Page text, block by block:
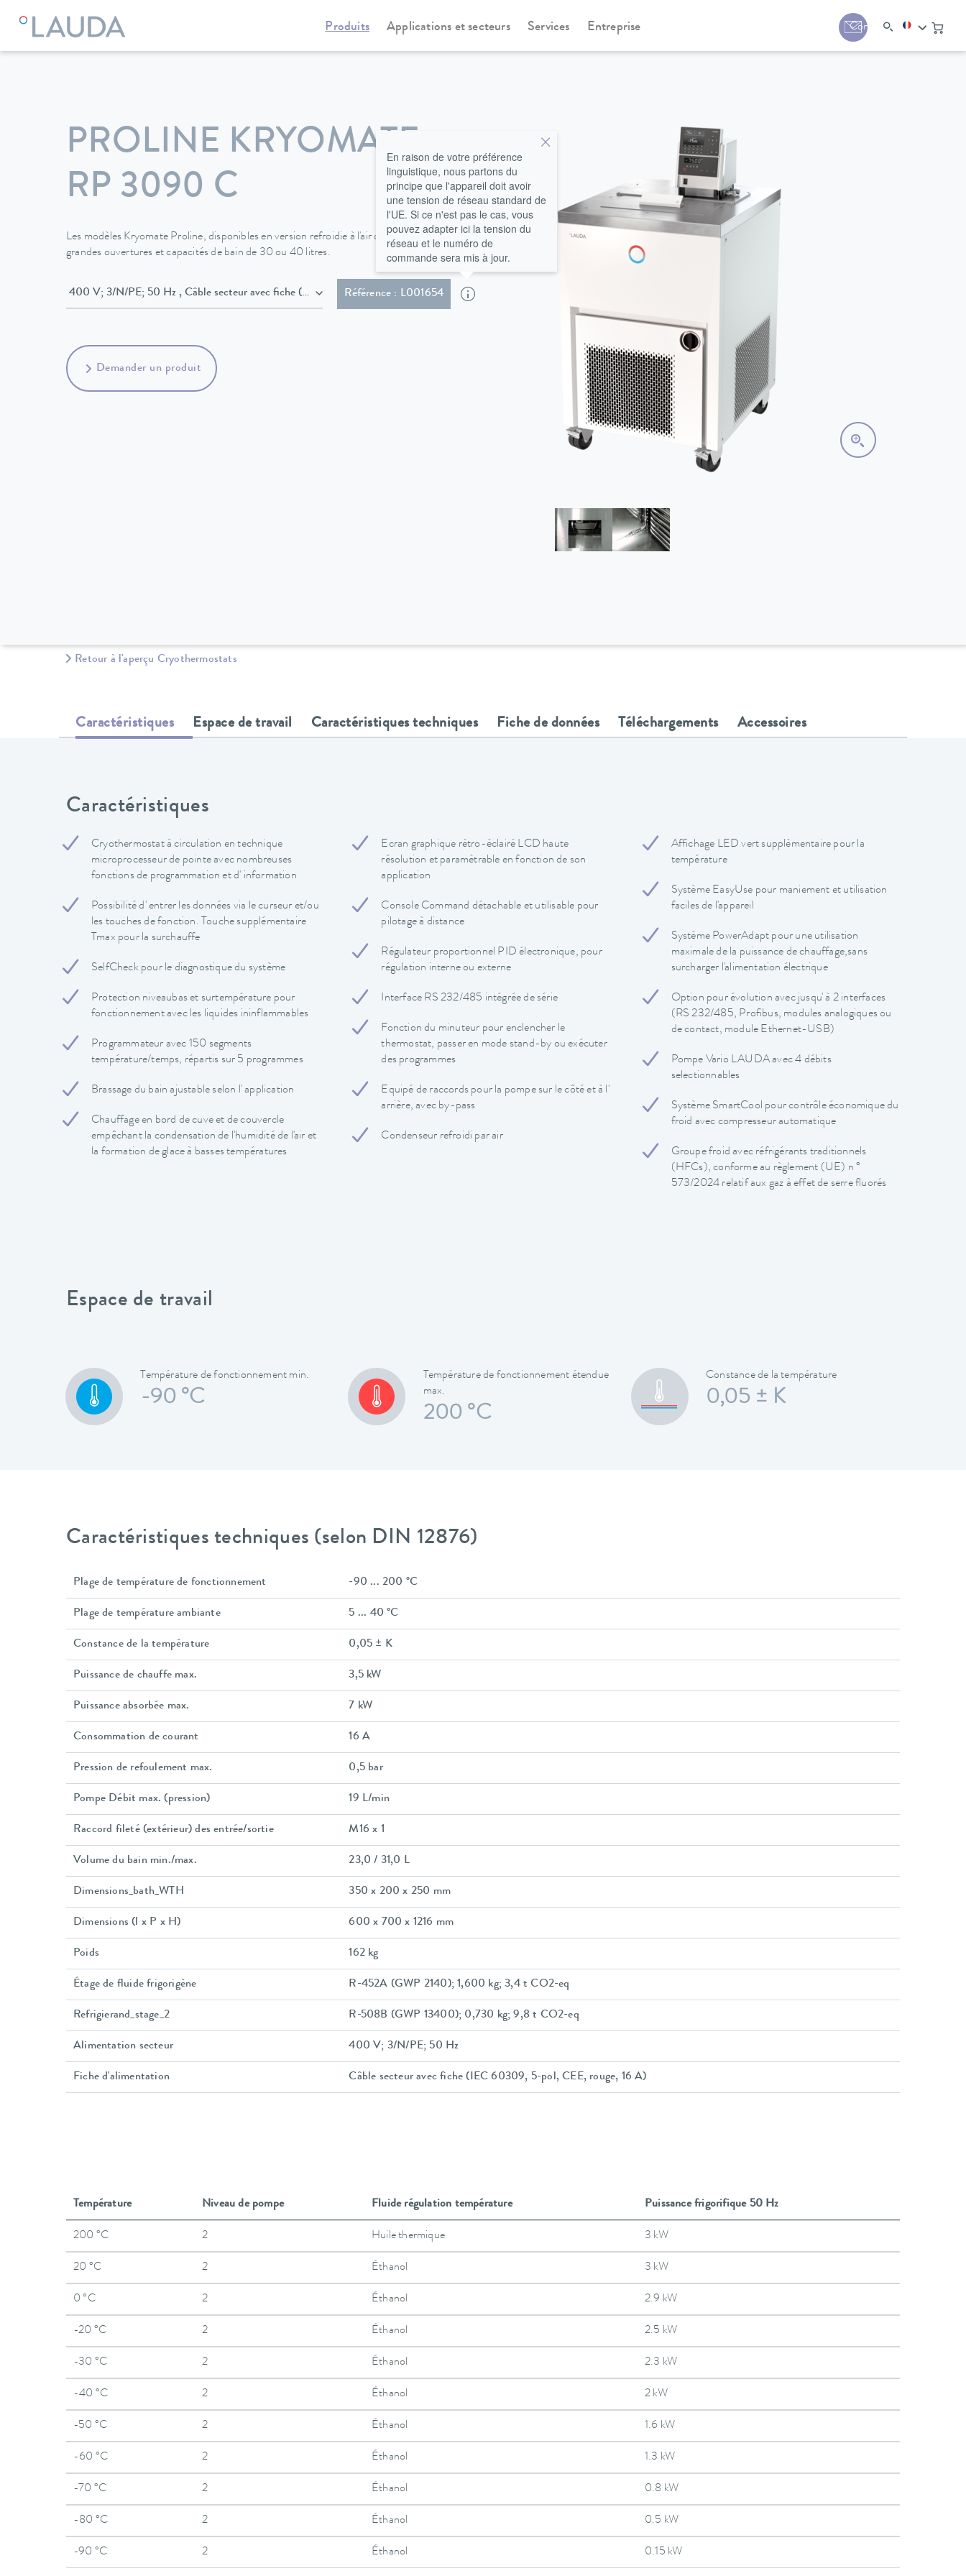
Produits Applications et secteurs Services Entreprise Contact
LAUDA Appareils de thermorégulation Cryothermostats Proline Kryomate
PROLINE KRYOMATE
RP 3090 C
Les modèles Kryomate Proline, disponibles en version refroidie à l'air ou à l'eau, offrent de
grandes ouvertures et capacités de bain de 30 ou 40 litres.
400 V; 3/N/PE; 50 Hz , Câble secteur avec fiche (IEC 60309, 5-pol, CEE, rouge, 16 A)
Référence : L001654
En raison de votre préférence
linguistique, nous partons du
principe que l'appareil doit avoir
une tension de réseau standard de
l'UE. Si ce n'est pas le cas, vous
pouvez adapter ici la tension du
réseau et le numéro de
commande sera mis à jour.
Demander un produit
Retour à l'aperçu Cryothermostats
Caractéristiques Espace de travail Caractéristiques techniques Fiche de données Téléchargements Accessoires
Caractéristiques
Cryothermostat à circulation en technique
microprocesseur de pointe avec nombreuses
fonctions de programmation et d' information
Possibilité d' entrer les données via le curseur et/ou
les touches de fonction. Touche supplémentaire
Tmax pour la surchauffe
SelfCheck pour le diagnostique du système
Protection niveaubas et surtempérature pour
fonctionnement avec les liquides ininflammables
Programmateur avec 150 segments
température/temps, répartis sur 5 programmes
Brassage du bain ajustable selon l' application
Chauffage en bord de cuve et de couvercle
empêchant la condensation de l'humidité de l'air et
la formation de glace à basses températures
Ecran graphique rétro-éclairé LCD haute
résolution et paramètrable en fonction de son
application
Console Command détachable et utilisable pour
pilotage à distance
Régulateur proportionnel PID électronique, pour
régulation interne ou externe
Interface RS 232/485 intégrée de série
Fonction du minuteur pour enclencher le
thermostat, passer en mode stand-by ou exécuter
des programmes
Equipé de raccords pour la pompe sur le côté et à l'
arrière, avec by-pass
Condenseur refroidi par air
Affichage LED vert supplémentaire pour la
température
Système EasyUse pour maniement et utilisation
faciles de l'appareil
Système PowerAdapt pour une utilisation
maximale de la puissance de chauffage,sans
surcharger l'alimentation électrique
Option pour évolution avec jusqu' à 2 interfaces
(RS 232/485, Profibus, modules analogiques ou
de contact, module Ethernet-USB)
Pompe Vario LAUDA avec 4 débits
selectionnables
Système SmartCool pour contrôle économique du
froid avec compresseur automatique
Groupe froid avec réfrigérants traditionnels
(HFCs), conforme au règlement (UE) n °
573/2024 relatif aux gaz à effet de serre fluorés
Espace de travail
Température de fonctionnement min.
-90 °C
Température de fonctionnement étendue
max.
200 °C
Constance de la température
0,05 ± K
Caractéristiques techniques (selon DIN 12876)
Plage de température de fonctionnement -90 ... 200 °C
Plage de température ambiante 5 ... 40 °C
Constance de la température 0,05 ± K
Puissance de chauffe max. 3,5 kW
Puissance absorbée max. 7 kW
Consommation de courant 16 A
Pression de refoulement max. 0,5 bar
Pompe Débit max. (pression) 19 L/min
Raccord fileté (extérieur) des entrée/sortie M16 x 1
Volume du bain min./max. 23,0 / 31,0 L
Dimensions_bath_WTH 350 x 200 x 250 mm
Dimensions (l x P x H) 600 x 700 x 1216 mm
Poids 162 kg
Étage de fluide frigorigène R-452A (GWP 2140); 1,600 kg; 3,4 t CO2-eq
Refrigierand_stage_2 R-508B (GWP 13400); 0,730 kg; 9,8 t CO2-eq
Alimentation secteur 400 V; 3/N/PE; 50 Hz
Fiche d'alimentation Câble secteur avec fiche (IEC 60309, 5-pol, CEE, rouge, 16 A)
Température Niveau de pompe Fluide régulation température Puissance frigorifique 50 Hz
200 °C 2 Huile thermique 3 kW
20 °C 2 Éthanol 3 kW
0 °C 2 Éthanol 2.9 kW
-20 °C 2 Éthanol 2.5 kW
-30 °C 2 Éthanol 2.3 kW
-40 °C 2 Éthanol 2 kW
-50 °C 2 Éthanol 1.6 kW
-60 °C 2 Éthanol 1.3 kW
-70 °C 2 Éthanol 0.8 kW
-80 °C 2 Éthanol 0.5 kW
-90 °C 2 Éthanol 0.15 kW